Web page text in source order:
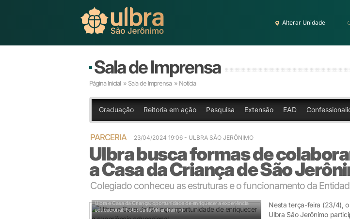
Alterar Unidade
Sala de Imprensa
Página Inicial » Sala de Imprensa » Notícia
Graduação Reitoria em ação Pesquisa Extensão EAD
PARCERIA 23/04/2024 19:06 - ULBRA SÃO JERÔNIMO
Ulbra busca formas de
a Casa da Criança de São
Colegiado conheceu as estruturas e o funcionamento da
Ulbra e Casa da Criança: oportunidade de enriquecer a experiência
educacional.Foto: Carla Miller Trainini
Nesta terça-feira (23/4),
Ulbra São Jerônimo